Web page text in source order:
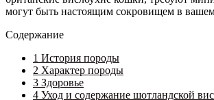
могут быть настоящим сокровищем в
Содержание
1 История породы
2 Характер породы
3 Здоровье
4 Уход и содержание шотландской